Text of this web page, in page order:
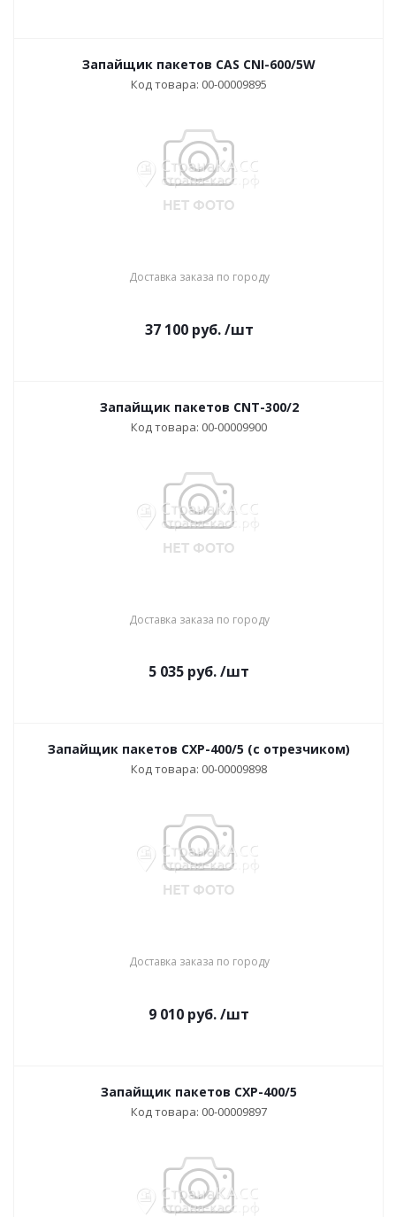
Запайщик пакетов CAS CNI-600/5W
Код товара: 00-00009895
Доставка заказа по городу
37 100руб. /шт
Запайщик пакетов CNT-300/2
Код товара: 00-00009900
Доставка заказа по городу
5 035 руб./шт
Запайщик пакетов CXP-400/5 (с отрезчиком)
Код товара: 00-00009898
Доставка заказа по городу
9 010 руб./шт
Запайщик пакетов CXP-400/5
Код товара: 00-00009897